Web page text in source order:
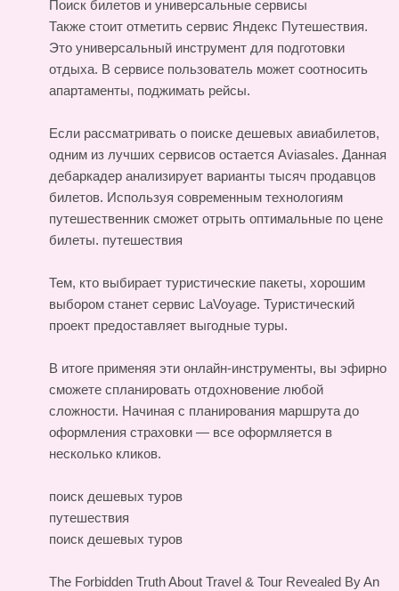
Поиск билетов и универсальные сервисы
Также стоит отметить сервис Яндекс Путешествия.
Это универсальный инструмент для подготовки
отдыха. В сервисе пользователь может соотносить
апартаменты, поджимать рейсы.
Если рассматривать о поиске дешевых авиабилетов,
одним из лучших сервисов остается Aviasales. Данная
дебаркадер анализирует варианты тысяч продавцов
билетов. Используя современным технологиям
путешественник сможет отрыть оптимальные по цене
билеты. путешествия
Тем, кто выбирает туристические пакеты, хорошим
выбором станет сервис LaVoyage. Туристический
проект предоставляет выгодные туры.
В итоге применяя эти онлайн-инструменты, вы эфирно
сможете спланировать отдохновение любой
сложности. Начиная с планирования маршрута до
оформления страховки — все оформляется в
несколько кликов.
поиск дешевых туров
путешествия
поиск дешевых туров
The Forbidden Truth About Travel & Tour Revealed By An